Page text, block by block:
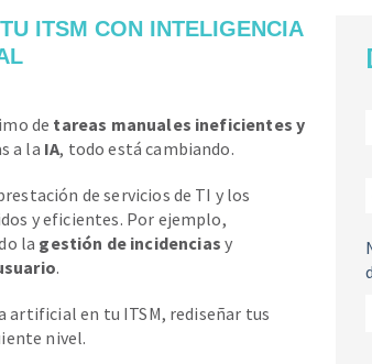
ITSM CON INTELIGENCIA
de tareas manuales ineficientes y
a la IA, todo está cambiando.
de servicios de TI y los
y eficientes. Por ejemplo,
la gestión de incidencias y
.
en tu ITSM, rediseñar tus
nivel.